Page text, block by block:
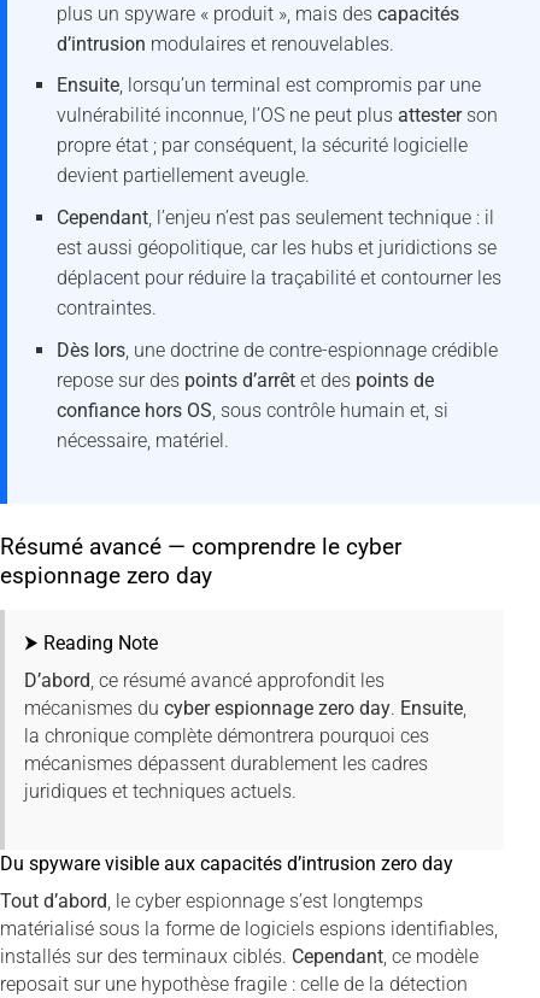
plus un spyware « produit », mais des capacités
d’intrusion modulaires et renouvelables.
Ensuite, lorsqu’un terminal est compromis par une
vulnérabilité inconnue, l’OS ne peut plus attesterson
propre état ; par conséquent, la sécurité logicielle
devient partiellement aveugle.
Cependant, l’enjeu n’est pas seulement technique : il
est aussi géopolitique, car les hubs et juridictions se
déplacent pour réduire la traçabilité et contourner les
contraintes.
Dès lors, une doctrine de contre-espionnage crédible
repose sur des points d’arrêtet des points de
confiance hors OS , sous contrôle humain et, si
nécessaire, matériel.
Résumé avancé — comprendre le cyber
espionnage zero day
⮞ Reading Note
D’abord, ce résumé avancé approfondit les
mécanismes du cyber espionnage zero day. Ensuite,
la chronique complète démontrera pourquoi ces
mécanismes dépassent durablement les cadres
juridiques et techniques actuels.
Du spyware visible aux capacités d’intrusion zero day
Tout d’abord, le cyber espionnage s’est longtemps
matérialisé sous la forme de logiciels espions identifiables,
installés sur des terminaux ciblés. Cependant, ce modèle
reposait sur une hypothèse fragile : celle de la détection